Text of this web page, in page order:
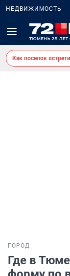
НЕДВИЖИМОСТЬ
Как поселок
ГОРОД
Где в